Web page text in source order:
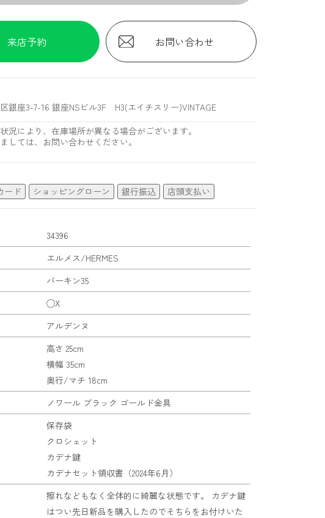
来店予約 お問い合わせ
銀座3-7-16 銀座NSビル3F H3(エイチスリー)VINTAGE
況により、在庫場所が異なる場合がございます。
しては、お問い合わせください。
ード
ショッピングローン 銀行振込 店頭支払い
34396
エルメス/HERMES
バーキン35
◯X
アルデンヌ
高さ 25cm
横幅 35cm
奥行/マチ 18cm
ノワール ブラック ゴールド金具
保存袋
クロシェット
カデナ鍵
カデナセット領収書（2024年6月）
擦れなどもなく全体的に綺麗な状態です。 カデナ鍵
はつい先日新品を購入したのでそちらをお付けいた